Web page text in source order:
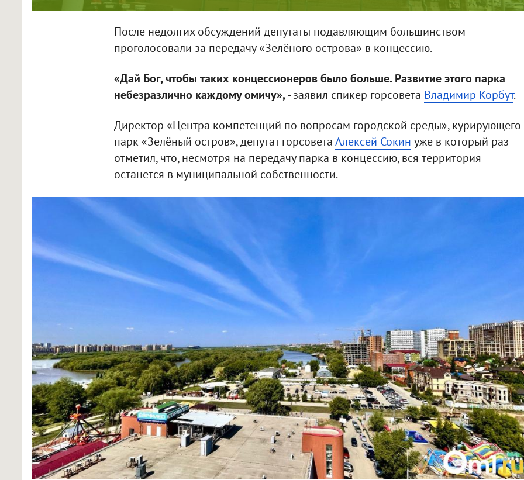
После недолгих обсуждений депутаты подавляющим большинством
проголосовали за передачу «Зелёного острова» в концессию.
«Дай Бог, чтобы таких концессионеров было больше. Развитие этого парка
небезразлично каждому омичу»,- заявил спикер горсовета Владимир Корбут.
Директор «Центра компетенций по вопросам городской среды», курирующего
парк «Зелёный остров», депутат горсоветаАлексей Сокин уже в который раз
отметил, что, несмотря на передачу парка в концессию, вся территория
останется в муниципальной собственности.